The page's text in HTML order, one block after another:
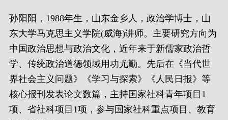
孙阳阳，1988年生，山东金乡人，政治学博士，山
东大学马克思主义学院(威海)讲师。主要研究方向为
中国政治思想与政治文化，近年来于新儒家政治哲
学、传统政治道德领域用功尤勤。先后在《当代世
界社会主义问题》《学习与探索》《人民日报》等
核心报刊发表论文数篇，主持国家社科青年项目1
项、省社科项目1项，参与国家社科重点项目、教育